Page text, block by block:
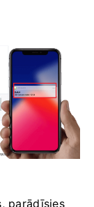
parādīsies